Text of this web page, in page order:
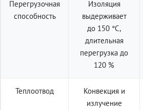
Перегрузочная
способность
Изоляция
выдерживает
до 150 °C,
длительная
перегрузка до
120 %
Теплоотвод
Конвекция и
излучение